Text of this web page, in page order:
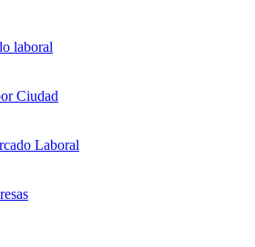
laboral
Ciudad
Laboral